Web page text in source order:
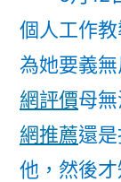
個人工作
為她要義
網評價母
網推薦還
他，然後